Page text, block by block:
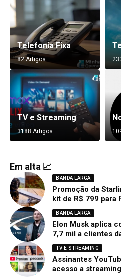
Telefonia Fixa
82 Artigos
TV e Streaming
3188 Artigos
Em alta 📈
BANDA LARGA
Promoção da
kit de R$ 799 para
BANDA LARGA
Elon Musk aplica
7,7 mil a clientes
TV E STREAMING
Assinantes
acesso a